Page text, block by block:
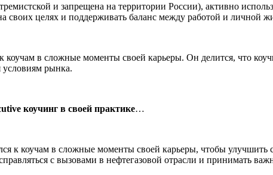
и запрещена на территории России), активно
своих целях и поддерживать баланс между работой и личной
в сложные моменты своей карьеры. Он делится, что
рынка.
коучинг в своей практике…
к коучам в сложные моменты своей карьеры, чтобы улучшить
с вызовами в нефтегазовой отрасли и принимать